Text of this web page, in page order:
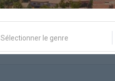
Sélectionner le genre